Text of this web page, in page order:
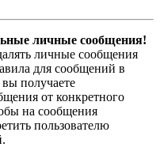
личные сообщения!
личные сообщения
для сообщений в
получаете
от конкретного
на сообщения
пользователю